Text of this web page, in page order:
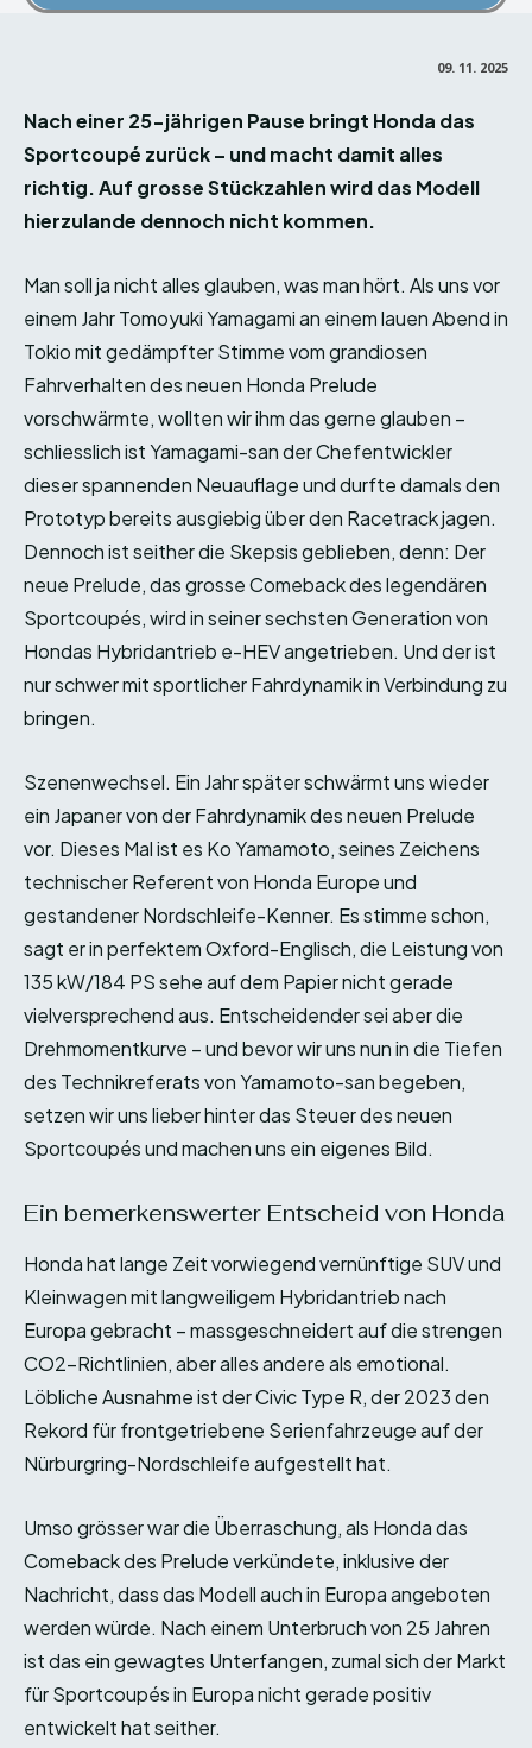
09. 11. 2025
Nach einer 25-jährigen Pause bringt Honda das
Sportcoupé zurück – und macht damit alles
richtig. Auf grosse Stückzahlen wird das Modell
hierzulande dennoch nicht kommen.
Man soll ja nicht alles glauben, was man hört. Als uns vor
einem Jahr Tomoyuki Yamagami an einem lauen Abend in
Tokio mit gedämpfter Stimme vom grandiosen
Fahrverhalten des neuen Honda Prelude
vorschwärmte, wollten wir ihm das gerne glauben –
schliesslich ist Yamagami-san der Chefentwickler
dieser spannenden Neuauflage und durfte damals den
Prototyp bereits ausgiebig über den Racetrack jagen.
Dennoch ist seither die Skepsis geblieben, denn: Der
neue Prelude, das grosse Comeback des legendären
Sportcoupés, wird in seiner sechsten Generation von
Hondas Hybridantrieb e-HEV angetrieben. Und der ist
nur schwer mit sportlicher Fahrdynamik in Verbindung zu
bringen.
Szenenwechsel. Ein Jahr später schwärmt uns wieder
ein Japaner von der Fahrdynamik des neuen Prelude
vor. Dieses Mal ist es Ko Yamamoto, seines Zeichens
technischer Referent von Honda Europe und
gestandener Nordschleife-Kenner. Es stimme schon,
sagt er in perfektem Oxford-Englisch, die Leistung von
135 kW/184 PS sehe auf dem Papier nicht gerade
vielversprechend aus. Entscheidender sei aber die
Drehmomentkurve – und bevor wir uns nun in die Tiefen
des Technikreferats von Yamamoto-san begeben,
setzen wir uns lieber hinter das Steuer des neuen
Sportcoupés und machen uns ein eigenes Bild.
Ein bemerkenswerter Entscheid von Honda
Honda hat lange Zeit vorwiegend vernünftige SUV und
Kleinwagen mit langweiligem Hybridantrieb nach
Europa gebracht – massgeschneidert auf die strengen
CO2-Richtlinien, aber alles andere als emotional.
Löbliche Ausnahme ist der Civic Type R, der 2023 den
Rekord für frontgetriebene Serienfahrzeuge auf der
Nürburgring-Nordschleife aufgestellt hat.
Umso grösser war die Überraschung, als Honda das
Comeback des Prelude verkündete, inklusive der
Nachricht, dass das Modell auch in Europa angeboten
werden würde. Nach einem Unterbruch von 25 Jahren
ist das ein gewagtes Unterfangen, zumal sich der Markt
für Sportcoupés in Europa nicht gerade positiv
entwickelt hat seither.